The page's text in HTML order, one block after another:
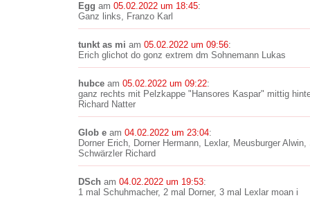
Egg am 05.02.2022 um 18:45:
Ganz links, Franzo Karl
tunkt as mi am 05.02.2022 um 09:56:
Erich glichot do gonz extrem dm Sohnemann Lukas
hubce am 05.02.2022 um 09:22:
ganz rechts mit Pelzkappe "Hansores Kaspar" mittig
Richard Natter
Glob e am 04.02.2022 um 23:04:
Dorner Erich, Dorner Hermann, Lexlar, Meusburger
Schwärzler Richard
DSch am 04.02.2022 um 19:53:
1 mal Schuhmacher, 2 mal Dorner, 3 mal Lexlar moan i